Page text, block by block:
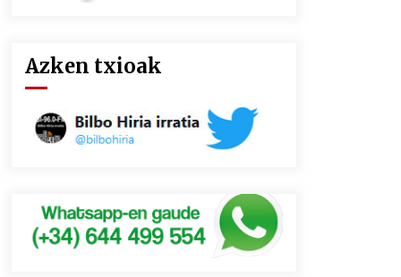
Azken txioak